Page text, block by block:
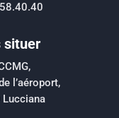
situer
l’aéroport,